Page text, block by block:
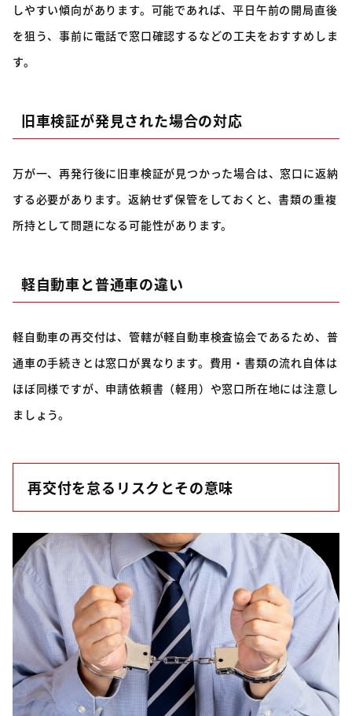
しやすい傾向があります。可能であれば、平日午前の開局直後
を狙う、事前に電話で窓口確認するなどの工夫をおすすめしま
す。
旧車検証が発見された場合の対応
万が一、再発行後に旧車検証が見つかった場合は、窓口に返納
する必要があります。返納せず保管をしておくと、書類の重複
所持として問題になる可能性があります。
軽自動車と普通車の違い
軽自動車の再交付は、管轄が軽自動車検査協会であるため、普
通車の手続きとは窓口が異なります。費用・書類の流れ自体は
ほぼ同様ですが、申請依頼書（軽用）や窓口所在地には注意し
ましょう。
再交付を怠るリスクとその意味